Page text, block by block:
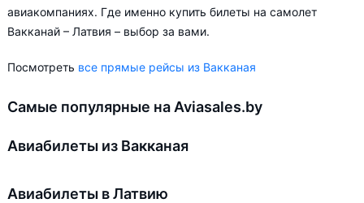
авиакомпаниях. Где именно купить билеты на самолет
Вакканай – Латвия – выбор за вами.
Посмотреть все прямые рейсы из Вакканая
Самые популярные на Aviasales.by
Авиабилеты из Вакканая
Авиабилеты в Латвию